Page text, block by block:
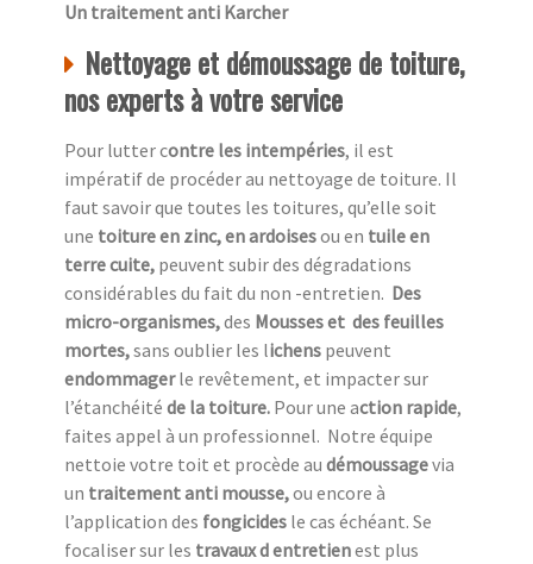
Un traitement anti Karcher
Nettoyage et démoussage de toiture,
nos experts à votre service
Pour lutter contre les intempéries, il est
impératif de procéder au nettoyage de toiture. Il
faut savoir que toutes les toitures, qu’elle soit
une toiture en zinc, en ardoisesou en tuile en
terre cuite, peuvent subir des dégradations
considérables du fait du non -entretien. Des
micro-organismes,des Mousses et des feuilles
mortes,sans oublier les lichens peuvent
endommagerle revêtement, et impacter sur
l’étanchéité de la toiture. Pour une action rapide,
faites appel à un professionnel. Notre équipe
nettoie votre toit et procède au démoussagevia
un traitement anti mousse,ou encore à
l’application des fongicides le cas échéant. Se
focaliser sur les travaux d entretienest plus